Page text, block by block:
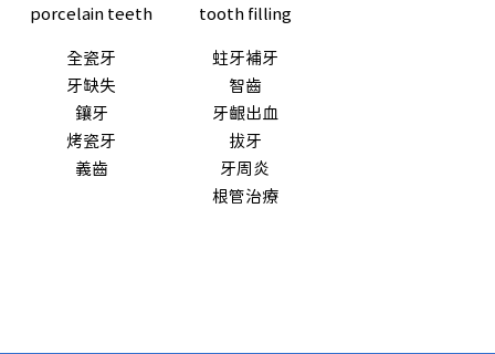
porcelain teeth
全瓷牙
牙缺失
鑲牙
烤瓷牙
義齒
tooth filling
蛀牙補牙
智齒
牙齦出血
拔牙
牙周炎
根管治療